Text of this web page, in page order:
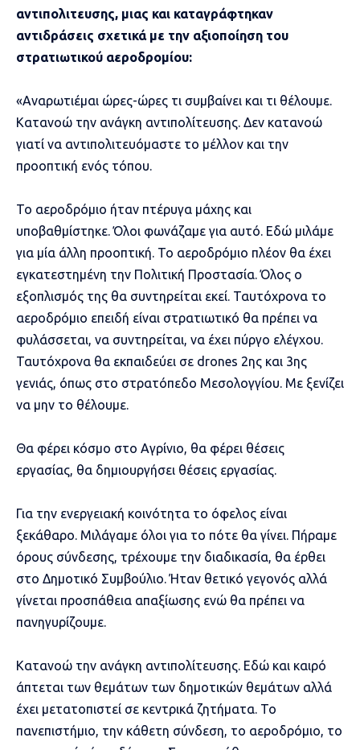
αντιπολιτευσης, μιας και καταγράφτηκαν
αντιδράσεις σχετικά με την αξιοποίηση του
στρατιωτικού αεροδρομίου:
«Αναρωτιέμαι ώρες-ώρες τι συμβαίνει και τι θέλουμε.
Κατανοώ την ανάγκη αντιπολίτευσης. Δεν κατανοώ
γιατί να αντιπολιτευόμαστε το μέλλον και την
προοπτική ενός τόπου.
Το αεροδρόμιο ήταν πτέρυγα μάχης και
υποβαθμίστηκε. Όλοι φωνάζαμε για αυτό. Εδώ μιλάμε
για μία άλλη προοπτική. Το αεροδρόμιο πλέον θα έχει
εγκατεστημένη την Πολιτική Προστασία. Όλος ο
εξοπλισμός της θα συντηρείται εκεί. Ταυτόχρονα το
αεροδρόμιο επειδή είναι στρατιωτικό θα πρέπει να
φυλάσσεται, να συντηρείται, να έχει πύργο ελέγχου.
Ταυτόχρονα θα εκπαιδεύει σε drones 2ης και 3ης
γενιάς, όπως στο στρατόπεδο Μεσολογγίου. Με ξενίζει
να μην το θέλουμε.
Θα φέρει κόσμο στο Αγρίνιο, θα φέρει θέσεις
εργασίας, θα δημιουργήσει θέσεις εργασίας.
Για την ενεργειακή κοινότητα το όφελος είναι
ξεκάθαρο. Μιλάγαμε όλοι για το πότε θα γίνει. Πήραμε
όρους σύνδεσης, τρέχουμε την διαδικασία, θα έρθει
στο Δημοτικό Συμβούλιο. Ήταν θετικό γεγονός αλλά
γίνεται προσπάθεια απαξίωσης ενώ θα πρέπει να
πανηγυρίζουμε.
Κατανοώ την ανάγκη αντιπολίτευσης. Εδώ και καιρό
άπτεται των θεμάτων των δημοτικών θεμάτων αλλά
έχει μετατοπιστεί σε κεντρικά ζητήματα. Το
πανεπιστήμιο, την κάθετη σύνδεση, το αεροδρόμιο, το